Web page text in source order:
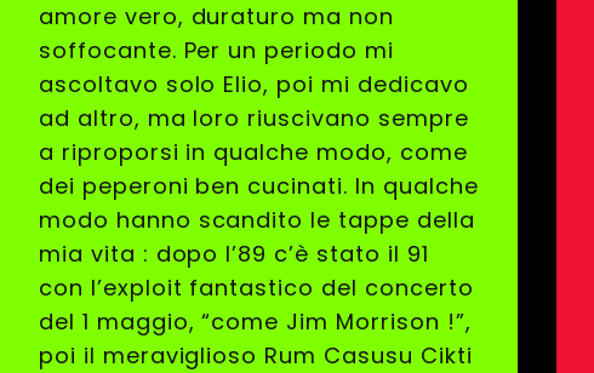
amore vero, duraturo ma non
soffocante. Per un periodo mi
ascoltavo solo Elio, poi mi dedicavo
ad altro, ma loro riuscivano sempre
a riproporsi in qualche modo, come
dei peperoni ben cucinati. In qualche
modo hanno scandito le tappe della
mia vita : dopo l’89 c’è stato il 91
con l’exploit fantastico del concerto
del 1 maggio, “come Jim Morrison !”,
poi il meraviglioso Rum Casusu Cikti